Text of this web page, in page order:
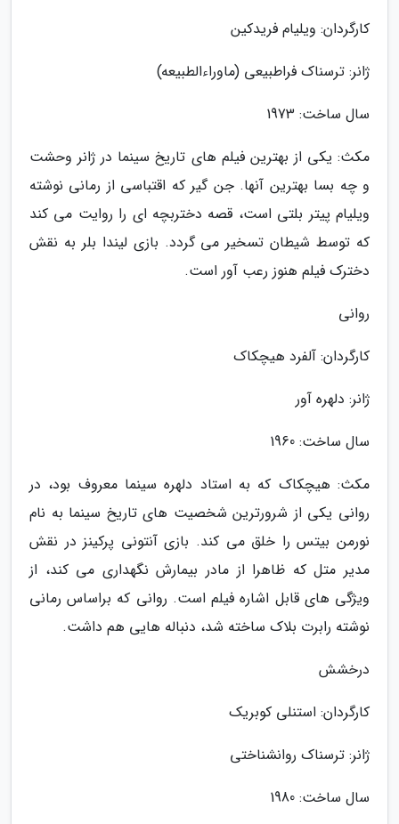
کارگردان: ویلیام فریدکین
ژانر: ترسناک فراطبیعی (ماوراءالطبیعه)
سال ساخت: 1973
مکث: یکی از بهترین فیلم های تاریخ سینما در ژانر وحشت
و چه بسا بهترین آنها. جن گیر که اقتباسی از رمانی نوشته
ویلیام پیتر بلتی است، قصه دختربچه ای را روایت می کند
که توسط شیطان تسخیر می گردد. بازی لیندا بلر به نقش
دخترک فیلم هنوز رعب آور است.
روانی
کارگردان: آلفرد هیچکاک
ژانر: دلهره آور
سال ساخت: 1960
مکث: هیچکاک که به استاد دلهره سینما معروف بود، در
روانی یکی از شرورترین شخصیت های تاریخ سینما به نام
نورمن بیتس را خلق می کند. بازی آنتونی پرکینز در نقش
مدیر متل که ظاهرا از مادر بیمارش نگهداری می کند، از
ویژگی های قابل اشاره فیلم است. روانی که براساس رمانی
نوشته رابرت بلاک ساخته شد، دنباله هایی هم داشت.
درخشش
کارگردان: استنلی کوبریک
ژانر: ترسناک روانشناختی
سال ساخت: 1980